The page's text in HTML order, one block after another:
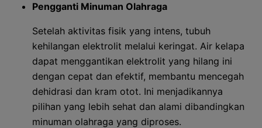
Pengganti Minuman Olahraga
Setelah aktivitas fisik yang intens, tubuh
kehilangan elektrolit melalui keringat. Air kelapa
dapat menggantikan elektrolit yang hilang ini
dengan cepat dan efektif, membantu mencegah
dehidrasi dan kram otot. Ini menjadikannya
pilihan yang lebih sehat dan alami dibandingkan
minuman olahraga yang diproses.